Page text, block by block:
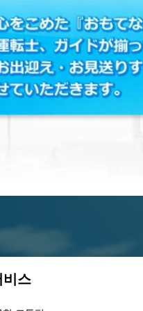
비스​